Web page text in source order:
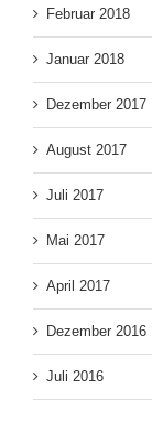
Februar 2018
Januar 2018
Dezember 2017
August 2017
Juli 2017
Mai 2017
April 2017
Dezember 2016
Juli 2016